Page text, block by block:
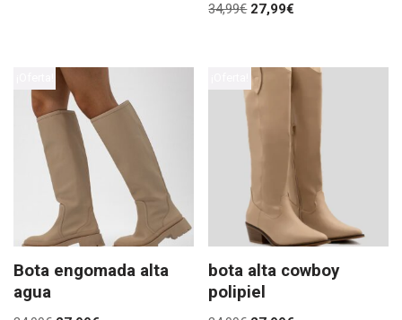
34,99€ 27,99€
Bota engomada alta
agua
bota alta cowboy
polipiel